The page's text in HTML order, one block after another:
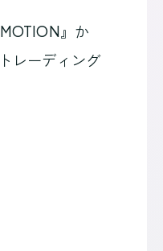
』か
レーディング